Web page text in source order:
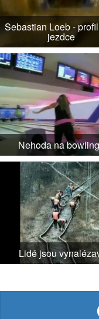
Sebastian Loeb -
jezdce
Nehoda na
Lidé jsou